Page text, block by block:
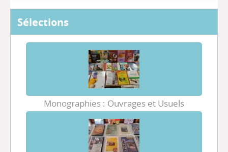
Sélections
Monographies : Ouvrages et Usuels